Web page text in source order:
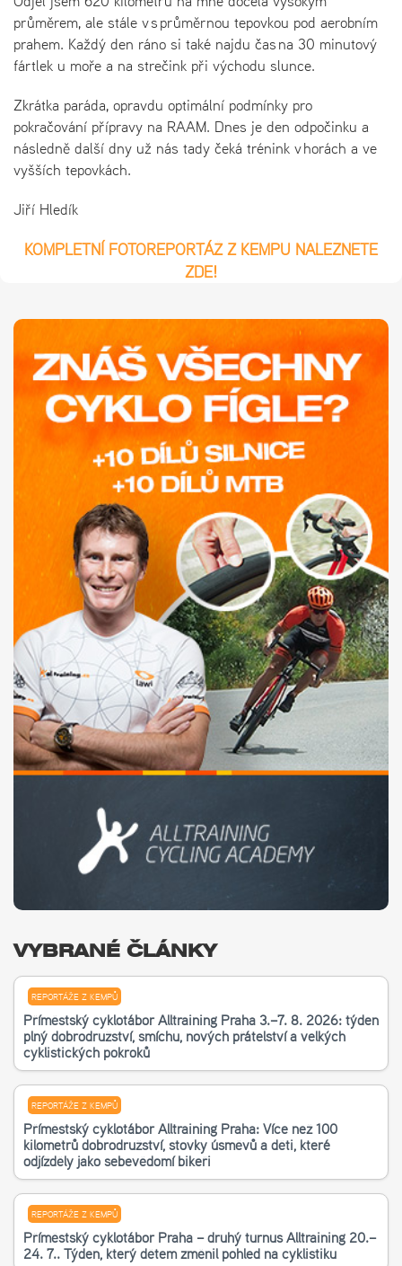
průměrem, ale stále v s průměrnou tepovkou pod aerobním
prahem. Každý den ráno si také najdu čas na 30 minutový
fártlek u moře a na strečink při východu slunce.
Zkrátka paráda, opravdu optimální podmínky pro
pokračování přípravy na RAAM. Dnes je den odpočinku a
následně další dny už nás tady čeká trénink v horách a ve
vyšších tepovkách.
Jiří Hledík
KOMPLETNÍ FOTOREPORTÁŽ Z KEMPU NALEZNETE
ZDE!
VYBRANÉ ČLÁNKY
REPORTÁŽE Z KEMPŮ
Příměstský cyklotábor Alltraining Praha 3.–7. 8. 2026: týden
plný dobrodružství, smíchu, nových přátelství a velkých
cyklistických pokroků
REPORTÁŽE Z KEMPŮ
Příměstský cyklotábor Alltraining Praha: Více než 100
kilometrů dobrodružství, stovky úsměvů a děti, které
odjížděly jako sebevědomí bikeři
REPORTÁŽE Z KEMPŮ
Příměstský cyklotábor Praha – druhý turnus Alltraining 20.–
24. 7.. Týden, který dětem změnil pohled na cyklistiku